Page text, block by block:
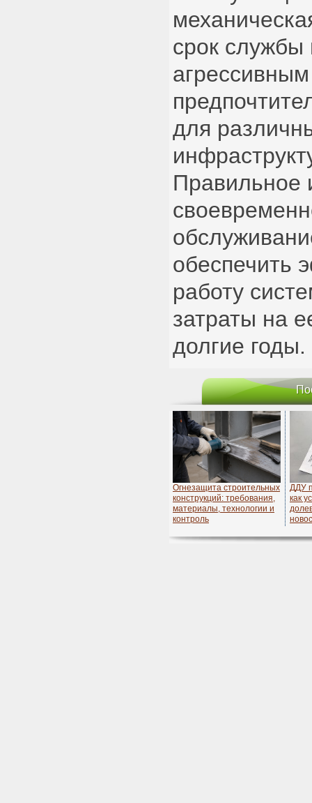
срок службы
для
Правильное
обеспечить
работу
затраты на
долгие годы.
Огнезащита строительных
конструкций: требования,
материалы, технологии и
контроль
ДДУ
как